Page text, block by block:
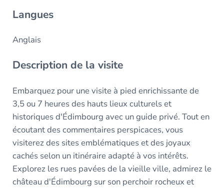
Langues
Anglais
Description de la visite
Embarquez pour une visite à pied enrichissante de
3,5 ou 7 heures des hauts lieux culturels et
historiques d'Édimbourg avec un guide privé. Tout en
écoutant des commentaires perspicaces, vous
visiterez des sites emblématiques et des joyaux
cachés selon un itinéraire adapté à vos intérêts.
Explorez les rues pavées de la vieille ville, admirez le
château d'Édimbourg sur son perchoir rocheux et